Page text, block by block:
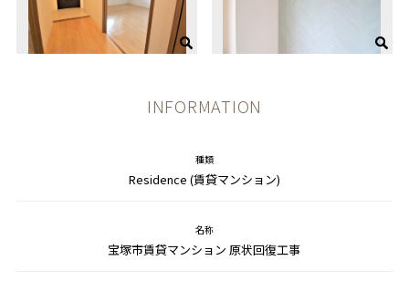
INFORMATION
種類
Residence (賃貸マンション)
名称
宝塚市賃貸マンション 原状回復工事